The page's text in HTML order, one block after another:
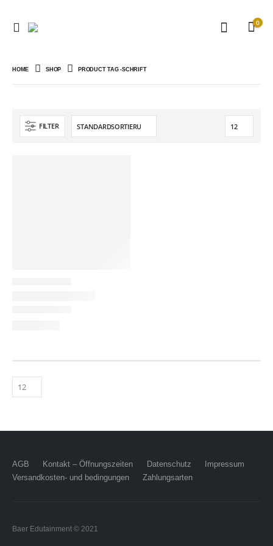
0
HOME SHOP PRODUCT TAG -SCHRIFT
FILTER
AGB Kontakt – Öffnungszeiten Datenschutz
Impressum
Versandkosten- und bedingungen
Zahlungsarten
Baer Edutainment © 2021